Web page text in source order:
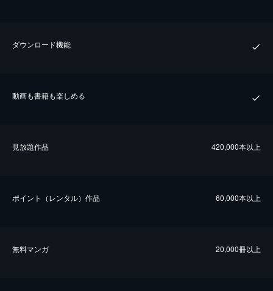
ダウンロード機能
動画も書籍も楽しめる
⾒放題作品 420,000本以上
ポイント（レンタル）作品 60,000本以上
無料マンガ 20,000冊以上